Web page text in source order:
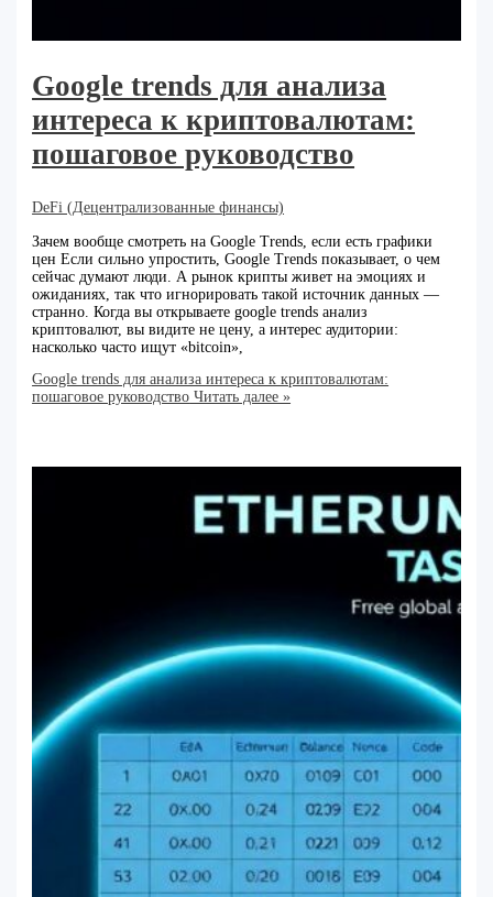
Google trends для анализа
интереса к криптовалютам:
пошаговое руководство
DeFi (Децентрализованные финансы)
Зачем вообще смотреть на Google Trends, если есть графики
цен Если сильно упростить, Google Trends показывает, о чем
сейчас думают люди. А рынок крипты живет на эмоциях и
ожиданиях, так что игнорировать такой источник данных —
странно. Когда вы открываете google trends анализ
криптовалют, вы видите не цену, а интерес аудитории:
насколько часто ищут «bitcoin»,
Google trends для анализа интереса к криптовалютам:
пошаговое руководство Читать далее »